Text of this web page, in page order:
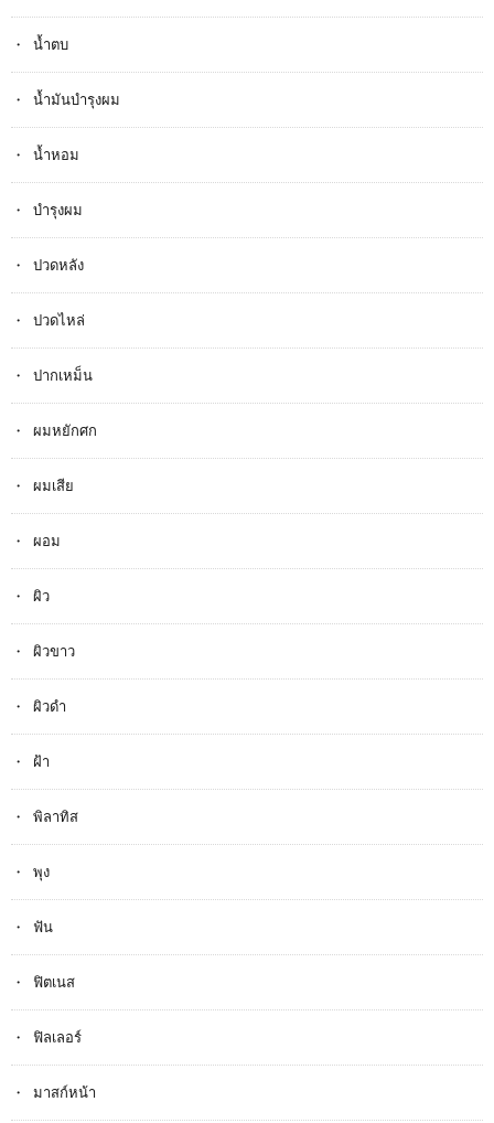
น้ำตบ
น้ำมันบำรุงผม
น้ำหอม
บำรุงผม
ปวดหลัง
ปวดไหล่
ปากเหม็น
ผมหยักศก
ผมเสีย
ผอม
ผิว
ผิวขาว
ผิวดำ
ฝ้า
พิลาทิส
พุง
ฟัน
ฟิตเนส
ฟิลเลอร์
มาสก์หน้า